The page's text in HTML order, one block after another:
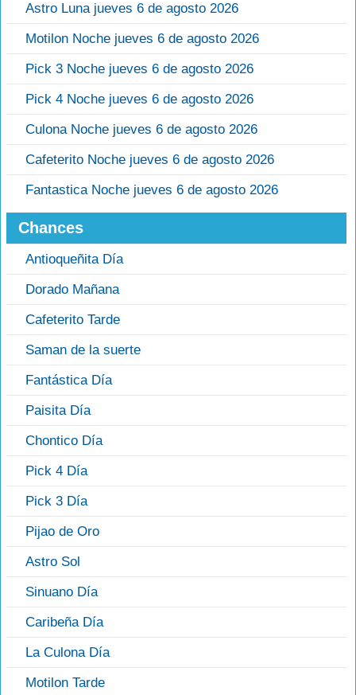
Astro Luna jueves 6 de agosto 2026
Motilon Noche jueves 6 de agosto 2026
Pick 3 Noche jueves 6 de agosto 2026
Pick 4 Noche jueves 6 de agosto 2026
Culona Noche jueves 6 de agosto 2026
Cafeterito Noche jueves 6 de agosto 2026
Fantastica Noche jueves 6 de agosto 2026
Chances
Antioqueñita Día
Dorado Mañana
Cafeterito Tarde
Saman de la suerte
Fantástica Día
Paisita Día
Chontico Día
Pick 4 Día
Pick 3 Día
Pijao de Oro
Astro Sol
Sinuano Día
Caribeña Día
La Culona Día
Motilon Tarde